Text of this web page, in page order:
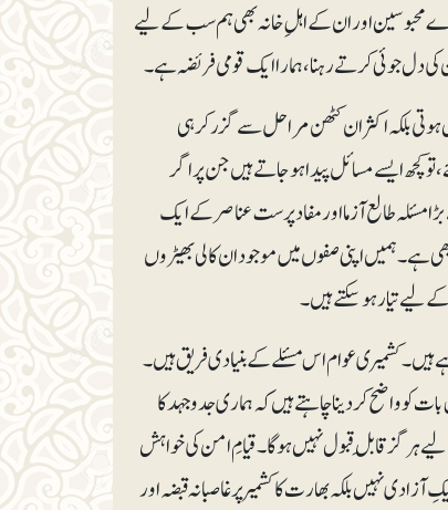
محبوسین اور ان کے اہلِ خانہ بھی ہم سب کے لیے
دل جوئی کرتے رہنا، ہمارا ایک قومی فریضہ ہے۔
بلکہ اکثر ان کٹھن مراحل سے گزر کر ہی
کچھ ایسے مسائل پیدا ہوجاتے ہیں جن پر اگر
مسئلہ طالع آزما اور مفاد پرست عناصر کے ایک
ہے۔ ہمیں اپنی صفوں میں موجود ان کالی بھیڑوں
لیے تیار ہوسکتے ہیں۔
کشمیری عوام اس مسئلے کے بنیادی فریق ہیں۔
واضح کر دینا چاہتے ہیں کہ ہماری جدوجہد کا
ہرگز قابلِ قبول نہیں ہوگا۔ قیامِ امن کی خواہش
نہیں بلکہ بھارت کا کشمیر پر غاصبانہ قبضہ اور